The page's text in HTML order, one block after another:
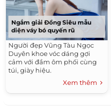
Ngắm giải Đồng Siêu mẫu
diện váy bó quyến rũ
Người đẹp Vũng Tàu Ngọc
Duyên khoe vóc dáng gợi
cảm với đầm ôm phối cùng
túi, giày hiệu.
Xem thêm